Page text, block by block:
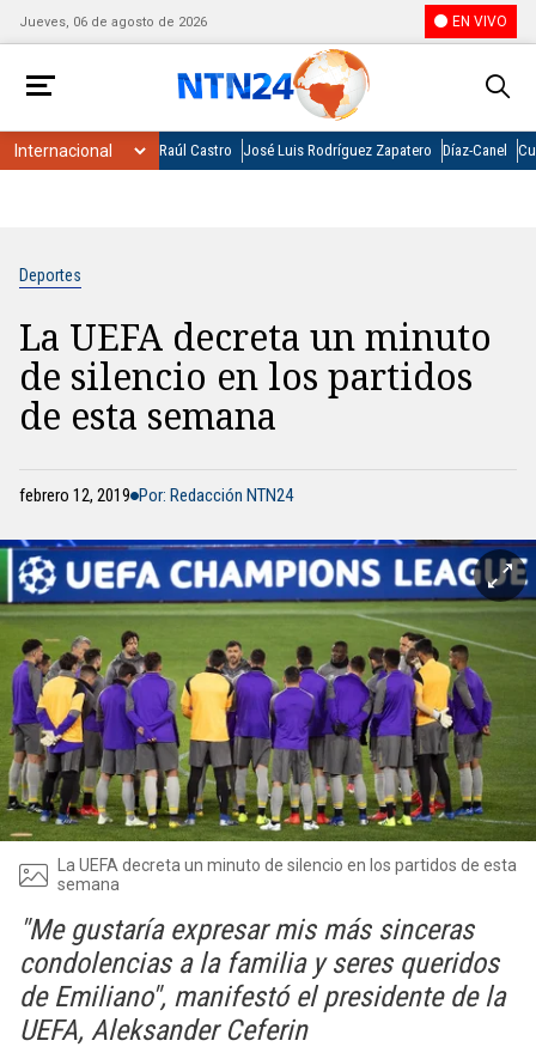
Jueves, 06 de agosto de 2026 EN VIVO
Raúl Castro José Luis Rodríguez Zapatero Díaz-Canel
Deportes
La UEFA decreta un minuto
de silencio en los partidos
de esta semana
febrero 12, 2019 Por: Redacción NTN24
La UEFA decreta un minuto de silencio en los partidos de esta
semana
"Me gustaría expresar mis más sinceras
condolencias a la familia y seres queridos
de Emiliano", manifestó el presidente de la
UEFA, Aleksander Ceferin